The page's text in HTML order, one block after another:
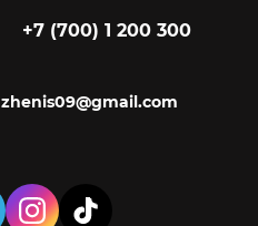
+7 (700) 1 200 300
zhenis09@gmail.com